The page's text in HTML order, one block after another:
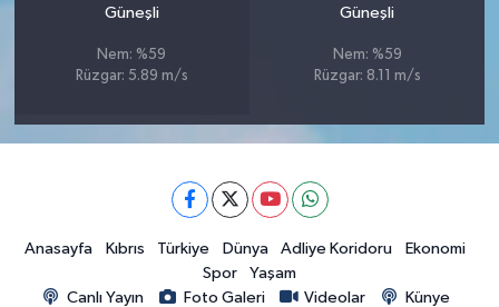
Güneşli
Nem: %59
Rüzgar: 5.89 m/s
Güneşli
Nem: %59
Rüzgar: 8.11 m/s
Anasayfa Kıbrıs Türkiye Dünya Adliye Koridoru
Ekonomi
Spor
Yaşam
Canlı Yayın
Foto Galeri Videolar
Künye